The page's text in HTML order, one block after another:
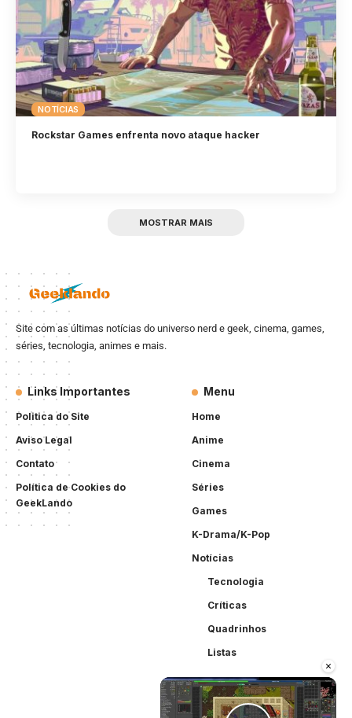
×
NOTÍCIAS
Rockstar Games enfrenta novo ataque hacker
MOSTRAR MAIS
Site com as últimas notícias do universo nerd e geek, cinema, games,
séries, tecnologia, animes e mais.
Links Importantes
Politica do Site
Aviso Legal
Contato
Política de Cookies do
GeekLando
Menu
Home
Anime
Cinema
Séries
Games
K-Drama/K-Pop
Notícias
Tecnologia
Críticas
Quadrinhos
Listas